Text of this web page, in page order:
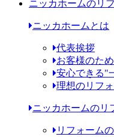
ニッカホームのリ
ニッカホームとは
代表挨拶
お客様のた
安心できる"
理想のリフ
ニッカホームのリ
リフォーム